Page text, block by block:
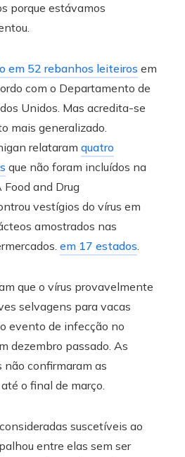
porque estávamos
em 52 rebanhos leiteiros em
com o Departamento de
Unidos. Mas acredita-se
mais generalizado.
relataram quatro
que não foram incluídos na
and Drug
vestígios do vírus em
amostrados nas
em 17 estados
que o vírus provavelmente
selvagens para vacas
evento de infecção no
dezembro passado. As
não confirmaram as
o final de março.
suscetíveis ao
entre elas sem ser